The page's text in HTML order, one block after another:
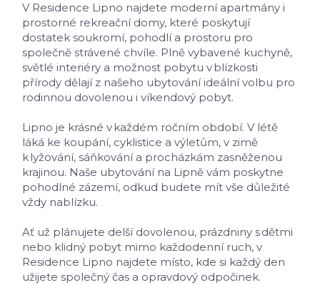
V Residence Lipno najdete moderní apartmány i
prostorné rekreační domy, které poskytují
dostatek soukromí, pohodlí a prostoru pro
společně strávené chvíle. Plně vybavené kuchyně,
světlé interiéry a možnost pobytu v blízkosti
přírody dělají z našeho ubytování ideální volbu pro
rodinnou dovolenou i víkendový pobyt.
Lipno je krásné v každém ročním období. V létě
láká ke koupání, cyklistice a výletům, v zimě
k lyžování, sáňkování a procházkám zasněženou
krajinou. Naše ubytování na Lipně vám poskytne
pohodlné zázemí, odkud budete mít vše důležité
vždy nablízku.
Ať už plánujete delší dovolenou, prázdniny s dětmi
nebo klidný pobyt mimo každodenní ruch, v
Residence Lipno najdete místo, kde si každý den
užijete společný čas a opravdový odpočinek.